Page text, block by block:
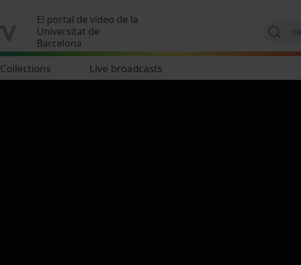
El portal de vídeo de la
Universitat de
Barcelona
Collections Live broadcasts